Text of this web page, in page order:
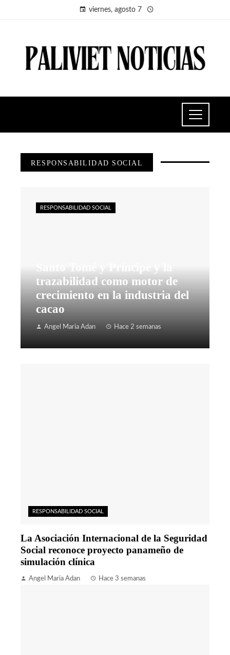
viernes, agosto 7
RESPONSABILIDAD SOCIAL
trazabilidad como motor de
crecimiento en la industria del
cacao
Angel Maria Adan Hace 2 semanas
RESPONSABILIDAD SOCIAL
RESPONSABILIDAD SOCIAL
La Asociación Internacional de la Seguridad
Social reconoce proyecto panameño de
simulación clínica
Angel Maria Adan Hace 3 semanas